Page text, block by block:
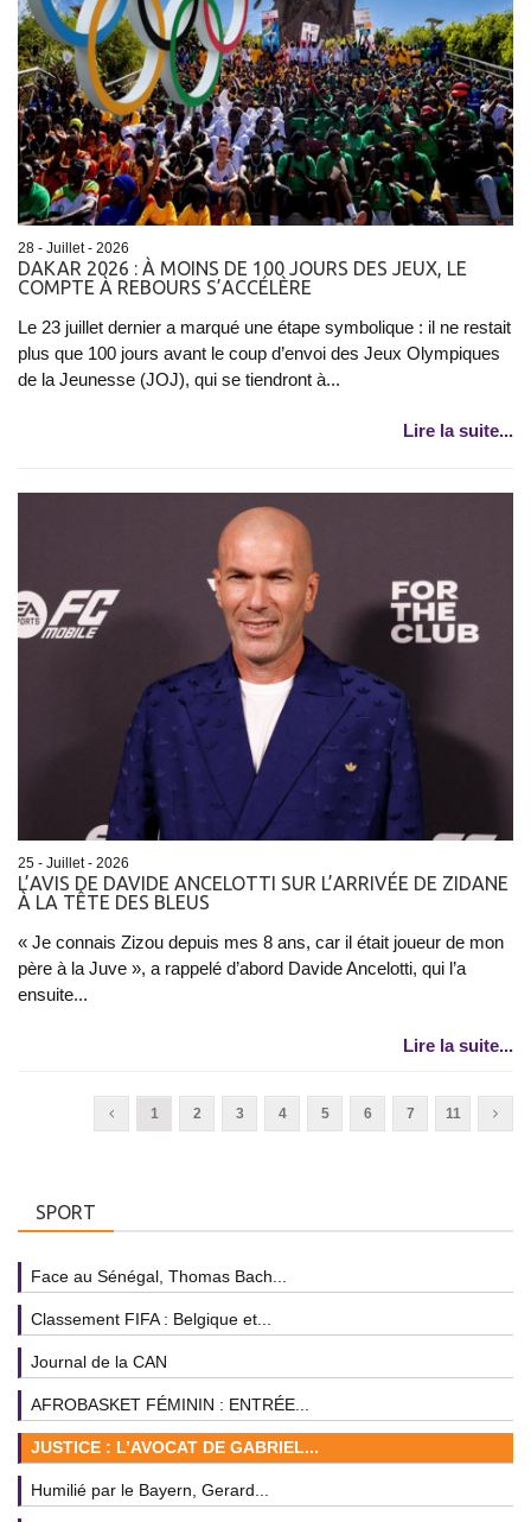
28 - Juillet - 2026
DAKAR 2026 : À MOINS DE 100 JOURS DES JEUX, LE
COMPTE À REBOURS S’ACCÉLÈRE
Le 23 juillet dernier a marqué une étape symbolique : il ne restait
plus que 100 jours avant le coup d’envoi des Jeux Olympiques
de la Jeunesse (JOJ), qui se tiendront à...
Lire la suite...
25 - Juillet - 2026
L’AVIS DE DAVIDE ANCELOTTI SUR L’ARRIVÉE DE ZIDANE
À LA TÊTE DES BLEUS
« Je connais Zizou depuis mes 8 ans, car il était joueur de mon
père à la Juve », a rappelé d’abord Davide Ancelotti, qui l’a
ensuite...
Lire la suite...
1 2 3 4 5 6 7 11
SPORT
Face au Sénégal, Thomas Bach...
Classement FIFA : Belgique et...
Journal de la CAN
AFROBASKET FÉMININ : ENTRÉE...
JUSTICE : L’AVOCAT DE GABRIEL...
Humilié par le Bayern, Gerard...